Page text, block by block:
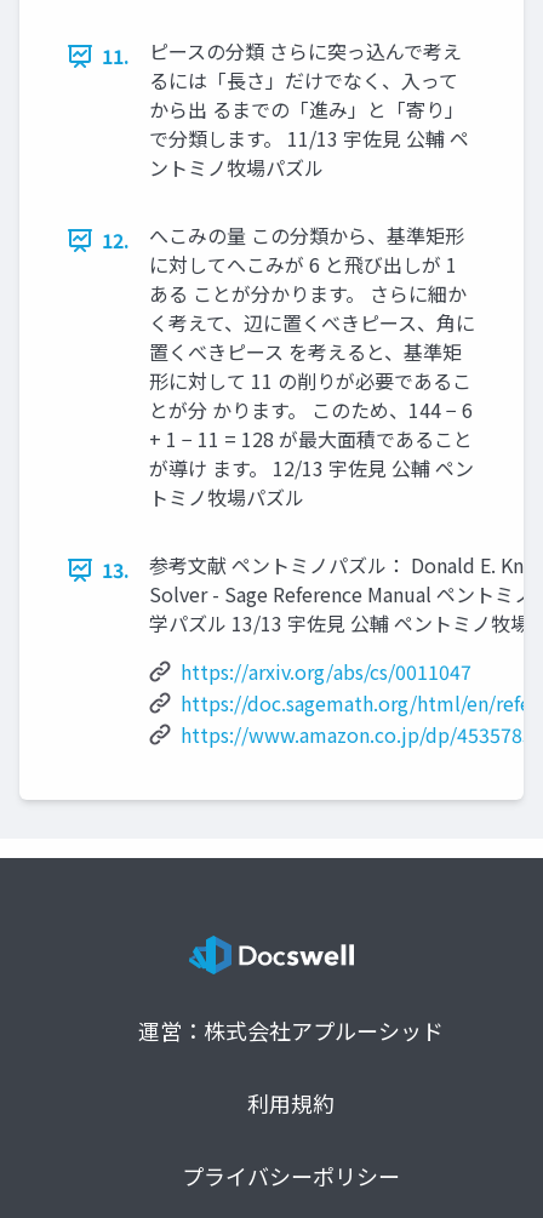
11.
ピースの分類 さらに突っ込んで考え
るには「長さ」だけでなく、入って
から出 るまでの「進み」と「寄り」
で分類します。 11/13 宇佐見 公輔 ペ
ントミノ牧場パズル
12.
へこみの量 この分類から、基準矩形
に対してへこみが 6 と飛び出しが 1
ある ことが分かります。 さらに細か
く考えて、辺に置くべきピース、角に
置くべきピース を考えると、基準矩
形に対して 11 の削りが必要であるこ
とが分 かります。 このため、144 − 6
+ 1 − 11 = 128 が最大面積であること
が導け ます。 12/13 宇佐見 公輔 ペン
トミノ牧場パズル
13.
参考文献 ペントミノパズル： Donald E.
Solver - Sage Reference Manual ペントミ
学パズル 13/13 宇佐見 公輔 ペントミノ牧場
https://arxiv.org/abs/cs/0011047
https://doc.sagemath.org/html/en/
https://www.amazon.co.jp/dp/
運営：株式会社アプルーシッド
利用規約
プライバシーポリシー